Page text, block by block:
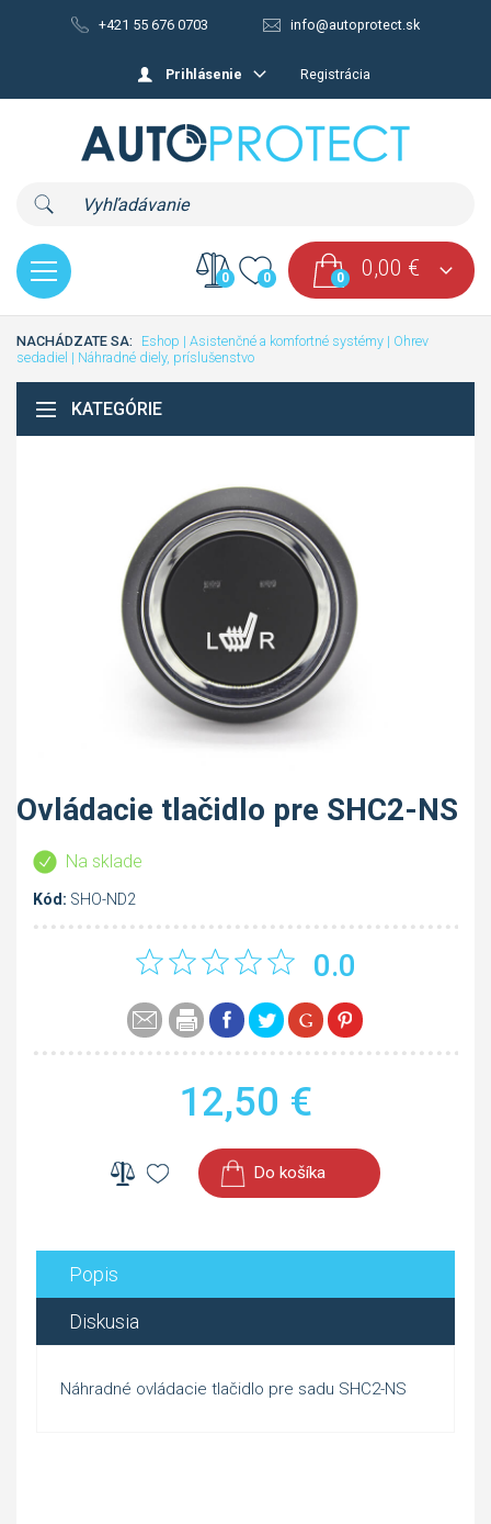
+421 55 676 0703 info@autoprotect.sk
Prihlásenie Registrácia
0 0,00 €
0 0
NACHÁDZATE SA: Eshop | Asistenčné a komfortné systémy | Ohrev
sedadiel | Náhradné diely, príslušenstvo
KATEGÓRIE
Ovládacie tlačidlo pre SHC2-NS
Na sklade
Kód: SHO-ND2
0.0
12,50 €
Do košíka
Popis
Diskusia
Náhradné ovládacie tlačidlo pre sadu SHC2-NS